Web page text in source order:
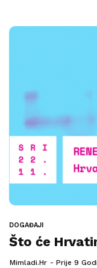
DOGAĐAJI
Što će
Mimladi.hr Prije 9